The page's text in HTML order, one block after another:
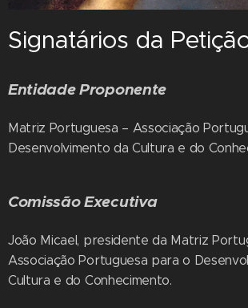
Signatários da
Entidade Proponente
Matriz Portuguesa – Associação
Desenvolvimento da Cultura e do
Comissão Executiva
João Micael, presidente da Matriz
Associação Portuguesa para o
Cultura e do Conhecimento.